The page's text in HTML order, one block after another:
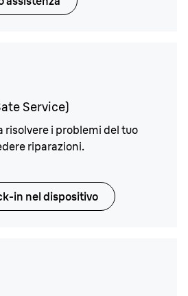
Service)
risolvere i problemi del tuo
riparazioni.
in nel dispositivo